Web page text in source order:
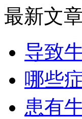
最新文
导致
哪些
患有